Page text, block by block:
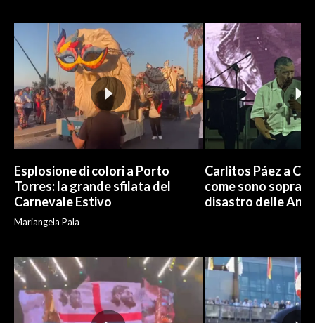
INFO AZIENDE
ABBONATI
ANNUNCI
NECROLOGI
PUBBLICITÀ
SPIAGGE
Esplosione di colori a Porto
Torres: la grande sfilata del
Carnevale Estivo
Mariangela Pala
Carlitos Páez a
come sono
disastro delle